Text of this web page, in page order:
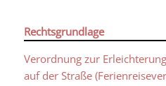
Rechtsgrundlage
Verordnung zur
auf der Straße